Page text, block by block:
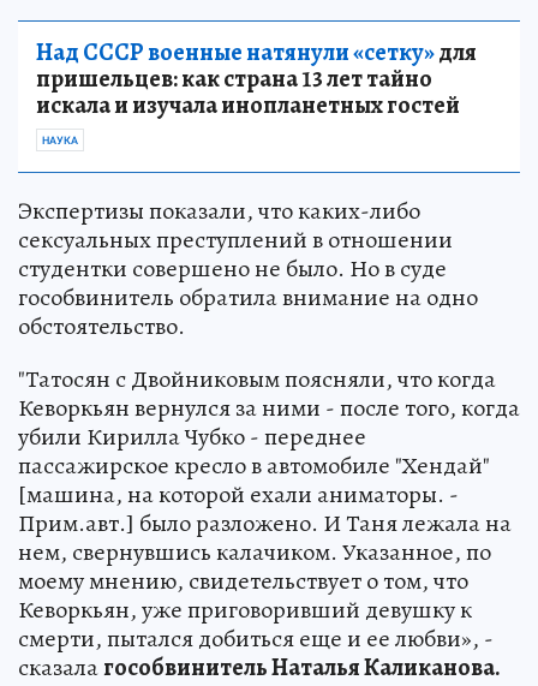
Над СССР военные натянули «сетку»для
пришельцев: как страна 13 лет тайно
искала и изучала инопланетных гостей
НАУКА
Экспертизы показали, что каких-либо
сексуальных преступлений в отношении
студентки совершено не было. Но в суде
гособвинитель обратила внимание на одно
обстоятельство.
"Татосян с Двойниковым поясняли, что когда
Кеворкьян вернулся за ними - после того, когда
убили Кирилла Чубко - переднее
пассажирское кресло в автомобиле "Хендай"
[машина, на которой ехали аниматоры. -
Прим.авт.] было разложено. И Таня лежала на
нем, свернувшись калачиком. Указанное, по
моему мнению, свидетельствует о том, что
Кеворкьян, уже приговоривший девушку к
смерти, пытался добиться еще и ее любви», -
сказалагособвинитель Наталья Каликанова.